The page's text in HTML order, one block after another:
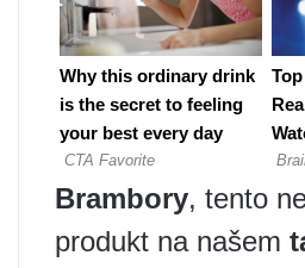
Brambory, tento
produkt na našem